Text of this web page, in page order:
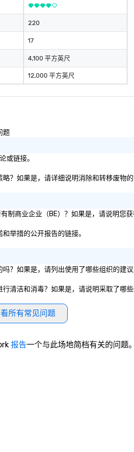
220
17
4,100 平方英尺
12,000 平方英尺
题
或链接。
？如果是，请详细说明消除和转移废物
制商业企业（BE）？如果是，请说明您
举措的公开报告的链接。
？如果是，请列出使用了哪些组织的建
清洁和消毒？如果是，请说明采取了哪
所有常见问题
报告一个与此场地简档有关的问题